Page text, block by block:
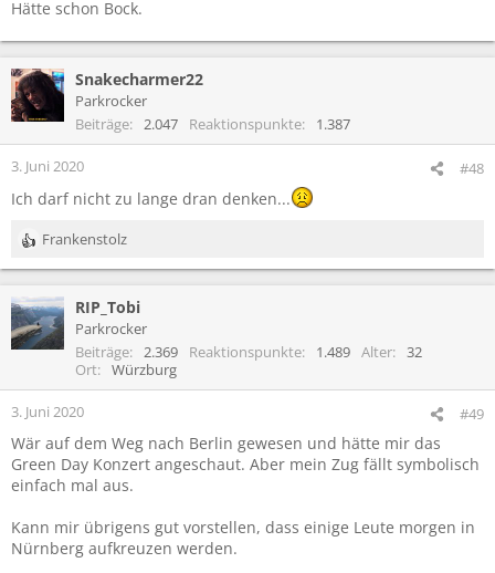
Hätte schon Bock.
Snakecharmer22
Parkrocker
Beiträge
2.047 Reaktionspunkte 1.387
3. Juni 2020 #48
Ich darf nicht zu lange dran denken...
R
e
k
t
i
n
:
Frankenstolz
RIP_Tobi
Parkrocker
Beiträge
2.369 Reaktionspunkte 1.489 Alter
32
Ort
Würzburg
3. Juni 2020 #49
Wär auf dem Weg nach Berlin gewesen und hätte mir das
Green Day Konzert angeschaut. Aber mein Zug fällt symbolisch
einfach mal aus.
Kann mir übrigens gut vorstellen, dass einige Leute morgen in
Nürnberg aufkreuzen werden.